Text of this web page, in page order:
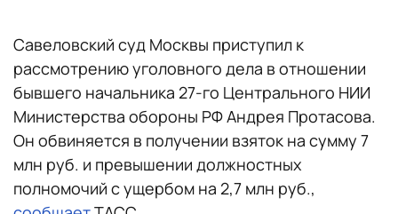
Савеловский суд Москвы приступил к
рассмотрению уголовного дела в отношении
бывшего начальника 27-го Центрального НИИ
Министерства обороны РФ Андрея Протасова.
Он обвиняется в получении взяток на сумму 7
млн руб. и превышении должностных
полномочий с ущербом на 2,7 млн руб.,